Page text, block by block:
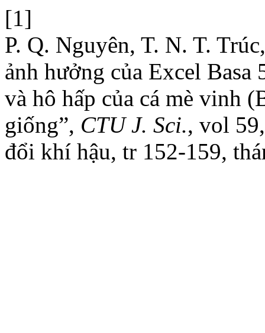
[1]
P. Q. Nguyên, T. N. T.
ảnh hưởng của Excel Basa
và hô hấp của cá mè vinh
giống”, CTU J. Sci., vol
đổi khí hậu, tr 152-159,